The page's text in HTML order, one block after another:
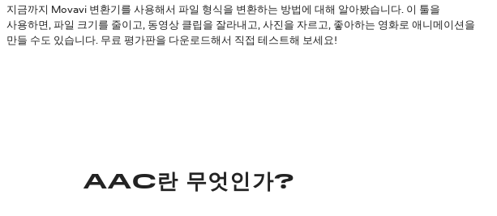
지금까지 Movavi 변환기를 사용해서 파일 형식을 변환하는 방법에 대해 알아봤습니다. 이 툴을
사용하면, 파일 크기를 줄이고, 동영상 클립을 잘라내고, 사진을 자르고, 좋아하는 영화로 애니메이션을
만들 수도 있습니다. 무료 평가판을 다운로드해서 직접 테스트해 보세요!
AAC란 무엇인가?